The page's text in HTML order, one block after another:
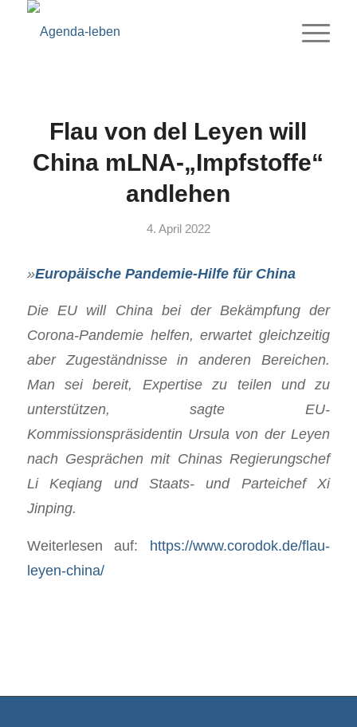
Flau von del Leyen will
China mLNA-„Impfstoffe“
andlehen
4. April 2022
»Europäische Pandemie-Hilfe für China
Die EU will China bei der Bekämpfung der
Corona-Pandemie helfen, erwartet gleichzeitig
aber Zugeständnisse in anderen Bereichen.
Man sei bereit, Expertise zu teilen und zu
unterstützen, sagte EU-
Kommissionspräsidentin Ursula von der Leyen
nach Gesprächen mit Chinas Regierungschef
Li Keqiang und Staats- und Parteichef Xi
Jinping.
Weiterlesen auf: https://www.corodok.de/flau-
leyen-china/